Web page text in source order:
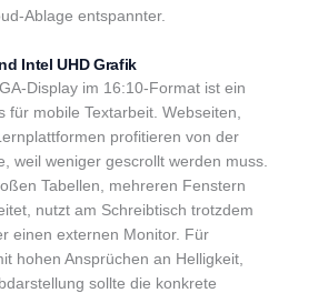
Ablage entspannter.
Intel UHD Grafik
Display im 16:10-Format ist ein
für mobile Textarbeit. Webseiten,
profitieren von der
weil weniger gescrollt werden muss.
Tabellen, mehreren Fenstern
nutzt am Schreibtisch trotzdem
einen externen Monitor. Für
hohen Ansprüchen an Helligkeit,
sollte die konkrete